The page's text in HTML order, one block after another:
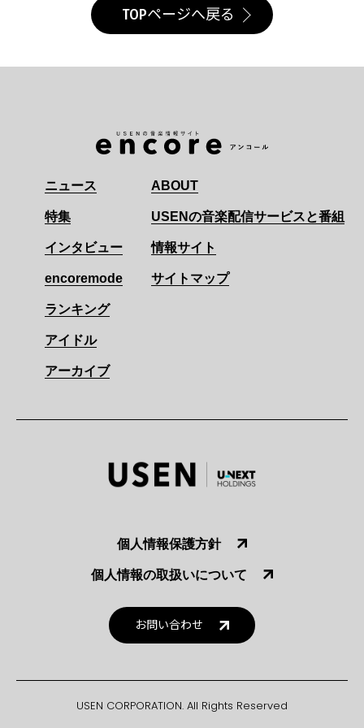
TOPページへ戻る
ニュース
特集
インタビュー
encoremode
ランキング
アイドル
アーカイブ
ABOUT
USENの音楽配信サービスと番組
情報サイト
サイトマップ
個人情報保護方針
個人情報の取扱いについて
お問い合わせ
USEN CORPORATION. All Rights Reserved